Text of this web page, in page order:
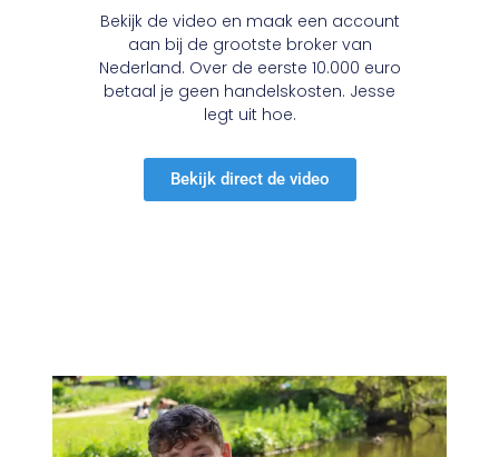
Bekijk de video en maak een account
aan bij de grootste broker van
Nederland. Over de eerste 10.000 euro
betaal je geen handelskosten. Jesse
legt uit hoe.
Bekijk direct de video